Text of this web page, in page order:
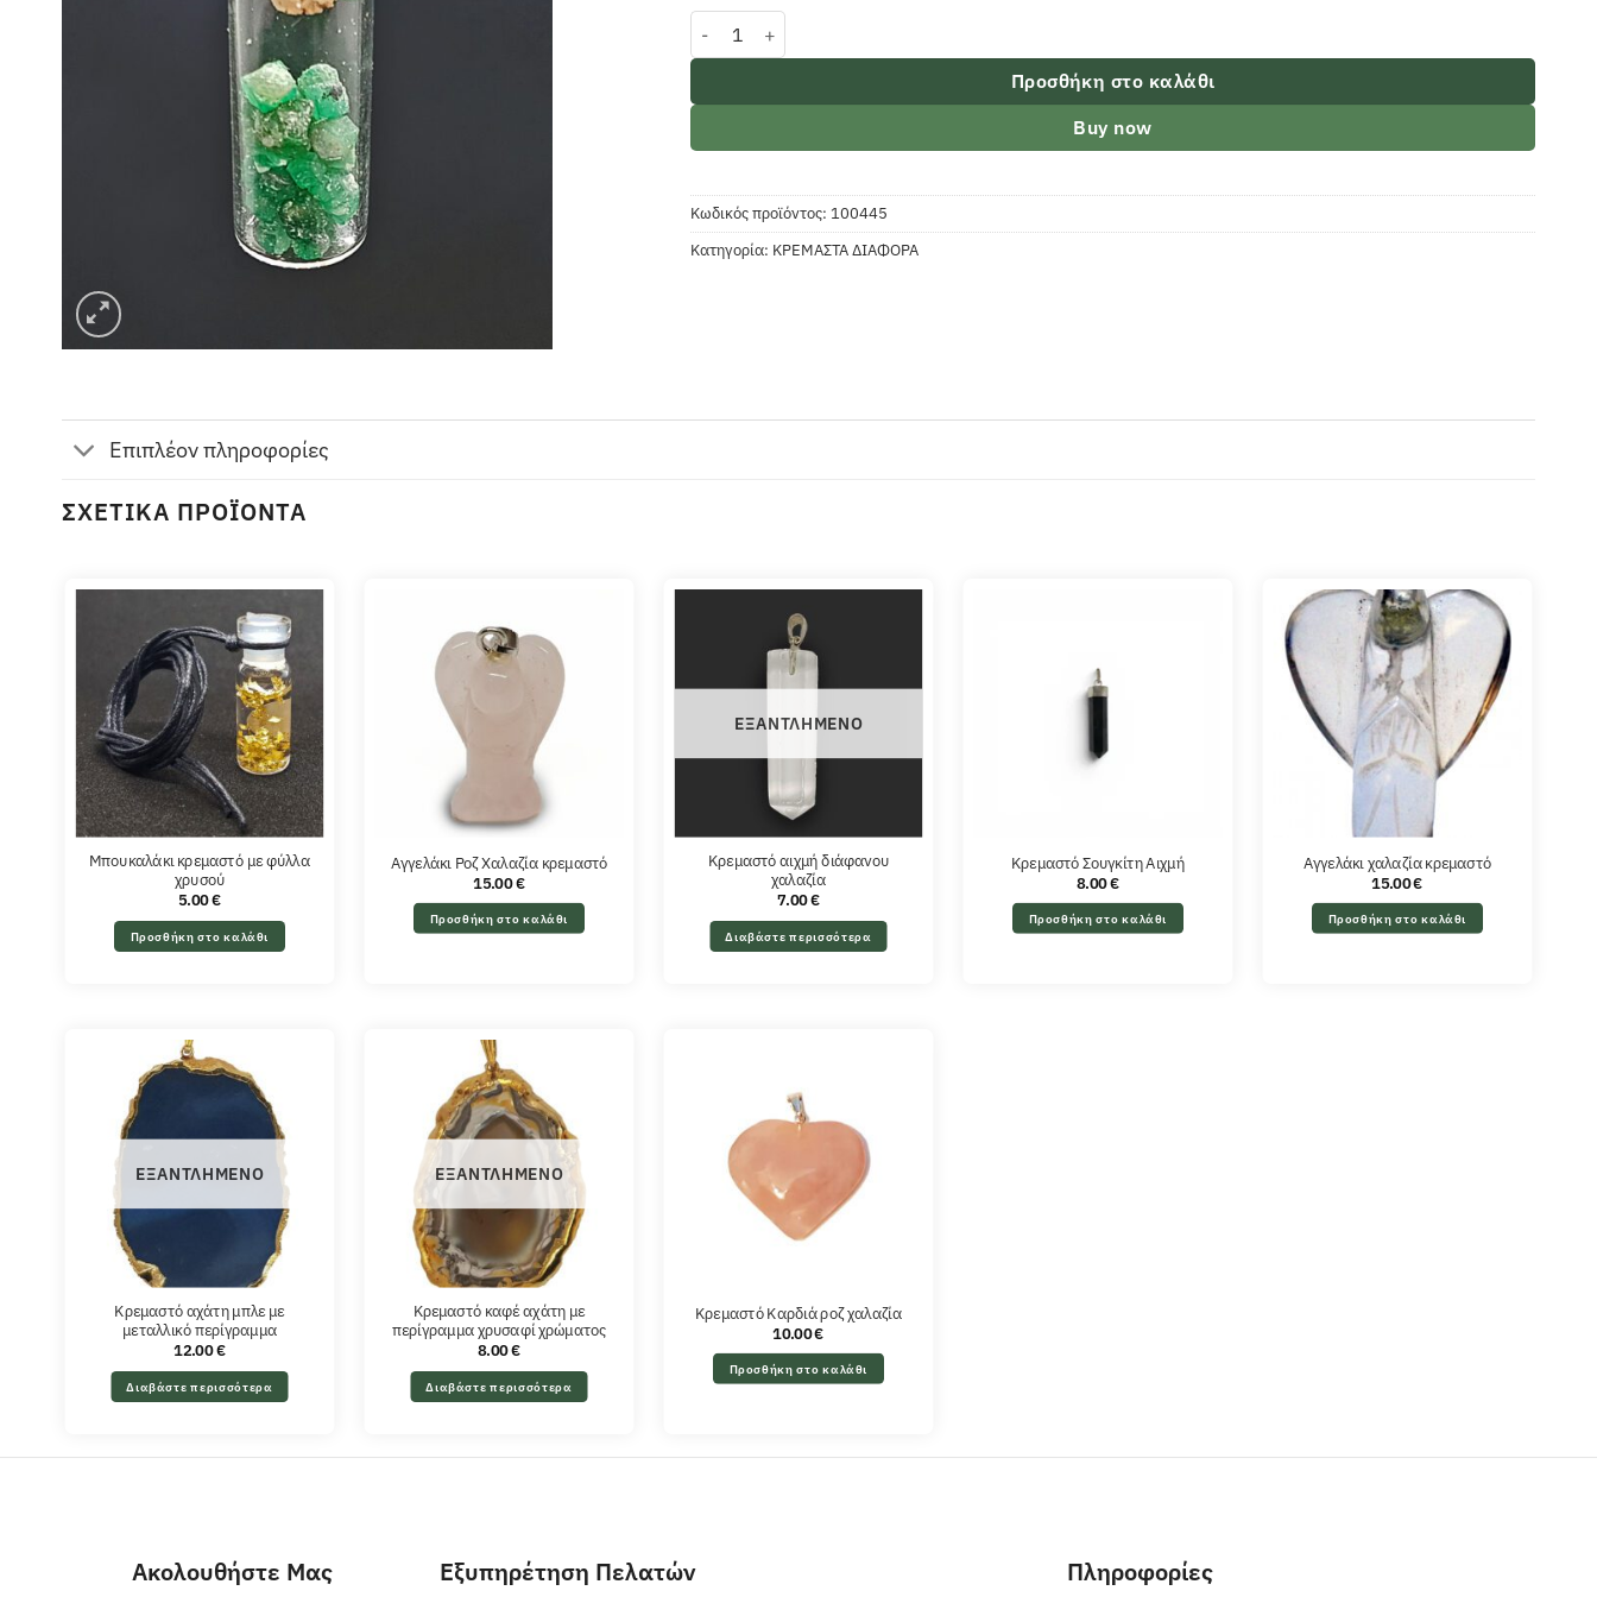
Κρεμαστό σμαράγδι σε μπουκαλάκι ποσότητα
Προσθήκη στο καλάθι
Buy now
Κωδικός προϊόντος: 100445
Κατηγορία: ΚΡΕΜΑΣΤΑ ΔΙΑΦΟΡΑ
Επιπλέον πληροφορίες
ΣΧΕΤΙΚΆ ΠΡΟΪΌΝΤΑ
Μπουκαλάκι κρεμαστό με φύλλα
χρυσού
5.00€
Προσθήκη στο καλάθι
Αγγελάκι Ροζ Χαλαζία κρεμαστό
15.00€
Προσθήκη στο καλάθι
ΕΞΑΝΤΛΗΜΈΝΟ
Κρεμαστό αιχμή διάφανου
χαλαζία
7.00€
Διαβάστε περισσότερα
Κρεμαστό Σουγκίτη Αιχμή
8.00€
Προσθήκη στο καλάθι
Αγγελάκι χαλαζία κρεμαστό
15.00€
Προσθήκη στο καλάθι
ΕΞΑΝΤΛΗΜΈΝΟ
Κρεμαστό αχάτη μπλε με
μεταλλικό περίγραμμα
12.00€
Διαβάστε περισσότερα
ΕΞΑΝΤΛΗΜΈΝΟ
Κρεμαστό καφέ αχάτη με
περίγραμμα χρυσαφί χρώματος
8.00€
Διαβάστε περισσότερα
Κρεμαστό Καρδιά ροζ χαλαζία
10.00€
Προσθήκη στο καλάθι
Ακολουθήστε Μας Εξυπηρέτηση Πελατών Πληροφορίες